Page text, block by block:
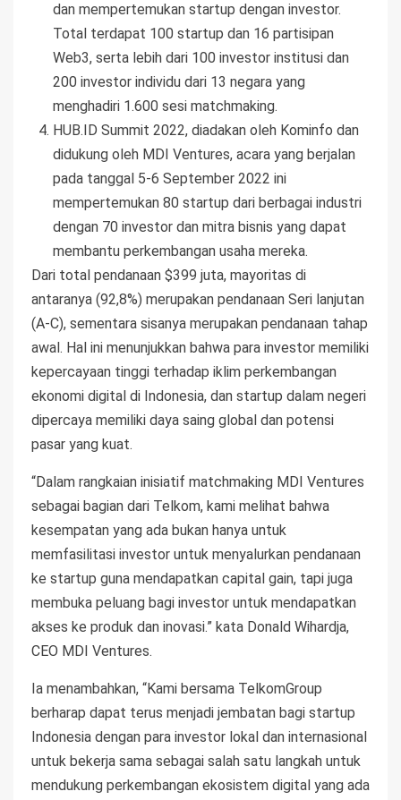
dan mempertemukan startup dengan investor.
Total terdapat 100 startup dan 16 partisipan
Web3, serta lebih dari 100 investor institusi dan
200 investor individu dari 13 negara yang
menghadiri 1.600 sesi matchmaking.
HUB.ID Summit 2022, diadakan oleh Kominfo dan
didukung oleh MDI Ventures, acara yang berjalan
pada tanggal 5-6 September 2022 ini
mempertemukan 80 startup dari berbagai industri
dengan 70 investor dan mitra bisnis yang dapat
membantu perkembangan usaha mereka.
Dari total pendanaan $399 juta, mayoritas di
antaranya (92,8%) merupakan pendanaan Seri lanjutan
(A-C), sementara sisanya merupakan pendanaan tahap
awal. Hal ini menunjukkan bahwa para investor memiliki
kepercayaan tinggi terhadap iklim perkembangan
ekonomi digital di Indonesia, dan startup dalam negeri
dipercaya memiliki daya saing global dan potensi
pasar yang kuat.
“Dalam rangkaian inisiatif matchmaking MDI Ventures
sebagai bagian dari Telkom, kami melihat bahwa
kesempatan yang ada bukan hanya untuk
memfasilitasi investor untuk menyalurkan pendanaan
ke startup guna mendapatkan capital gain, tapi juga
membuka peluang bagi investor untuk mendapatkan
akses ke produk dan inovasi.” kata Donald Wihardja,
CEO MDI Ventures.
Ia menambahkan, “Kami bersama TelkomGroup
berharap dapat terus menjadi jembatan bagi startup
Indonesia dengan para investor lokal dan internasional
untuk bekerja sama sebagai salah satu langkah untuk
mendukung perkembangan ekosistem digital yang ada